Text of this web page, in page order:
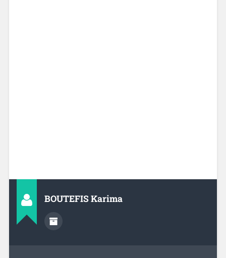
BOUTEFIS Karima